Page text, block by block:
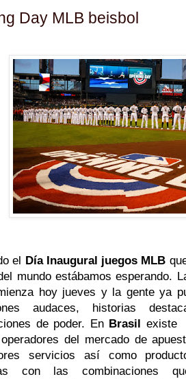
Day MLB beisbol
el Día Inaugural juegos MLB
mundo estábamos esperando.
hoy jueves y la gente ya
audaces, historias
de poder. En Brasil existe
del mercado de
servicios así como
con las combinaciones